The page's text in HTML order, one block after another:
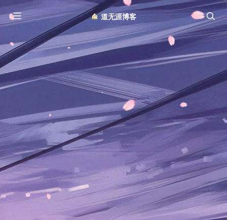
︎ 道无涯博客